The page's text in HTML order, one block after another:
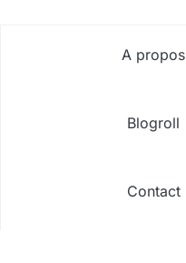
A propos
Blogroll
Contact